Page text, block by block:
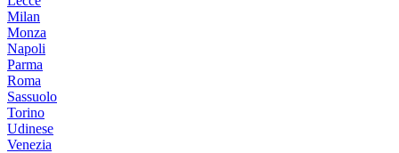
Milan
Monza
Napoli
Parma
Roma
Sassuolo
Torino
Udinese
Venezia